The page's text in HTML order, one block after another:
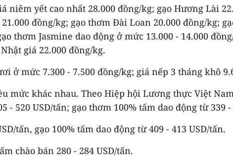
yết cao nhất 28.000 đồng/kg; gạo Hương Lài
đồng/kg; gạo thơm Đài Loan 20.000 đồng/kg;
thơm Jasmine dao động ở mức 13.000 - 14.000
giá 22.000 đồng/kg.
mức 7.300 - 7.500 đồng/kg; giá nếp 3 tháng khô
khác nhau. Theo Hiệp hội Lương thực Việt
520 USD/tấn; gạo thơm 100% tấm dao động từ 339 -
tấn, gạo 100% tấm dao động từ 409 - 413 USD/tấn.
chào bán 280 - 284 USD/tấn.